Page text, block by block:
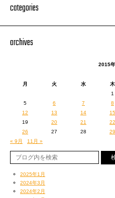
categories
archives
2015
月 火 水 木
1
5
6 7 8
12
13 14 15
19
20 21 22
26
27 28 29
« 9月
11月 »
2025年1月
2024年3月
2024年2月